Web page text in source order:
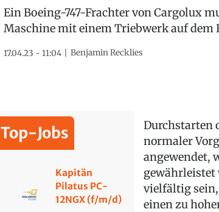
Ein Boeing-747-Frachter von Cargolux
Maschine mit einem Triebwerk auf dem
17.04.23 - 11:04 Benjamin Recklies
Top-Jobs
Kapitän
Pilatus PC-
12NGX (f/m/d)
Durchstarten
normaler
angewendet,
gewährleistet
vielfältig
einen zu